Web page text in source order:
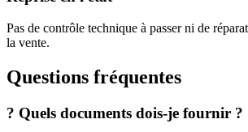
Pas de contrôle technique à passer ni de
la vente.
Questions fréquentes
? Quels documents dois-je fournir ?